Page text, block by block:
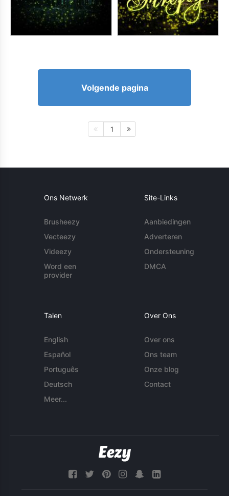
Volgende pagina
1
Ons Netwerk
Brusheezy
Vecteezy
Videezy
Word een
provider
Site-Links
Aanbiedingen
Adverteren
Ondersteuning
DMCA
Talen
English
Español
Português
Deutsch
Meer...
Over Ons
Over ons
Ons team
Onze blog
Contact